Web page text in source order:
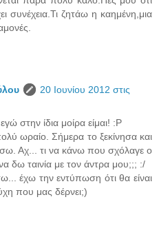
συνέχεια.Τι ζητάω η καημένη,μια
20 Ιουνίου 2012 στις
στην ίδια μοίρα είμαι! :P
ωραίο. Σήμερα το ξεκίνησα και
Αχ... τι να κάνω που σχόλαγε ο
δω ταινία με τον άντρα μου;;; :/
έχω την εντύπωση ότι θα είναι
που μας δέρνει;)